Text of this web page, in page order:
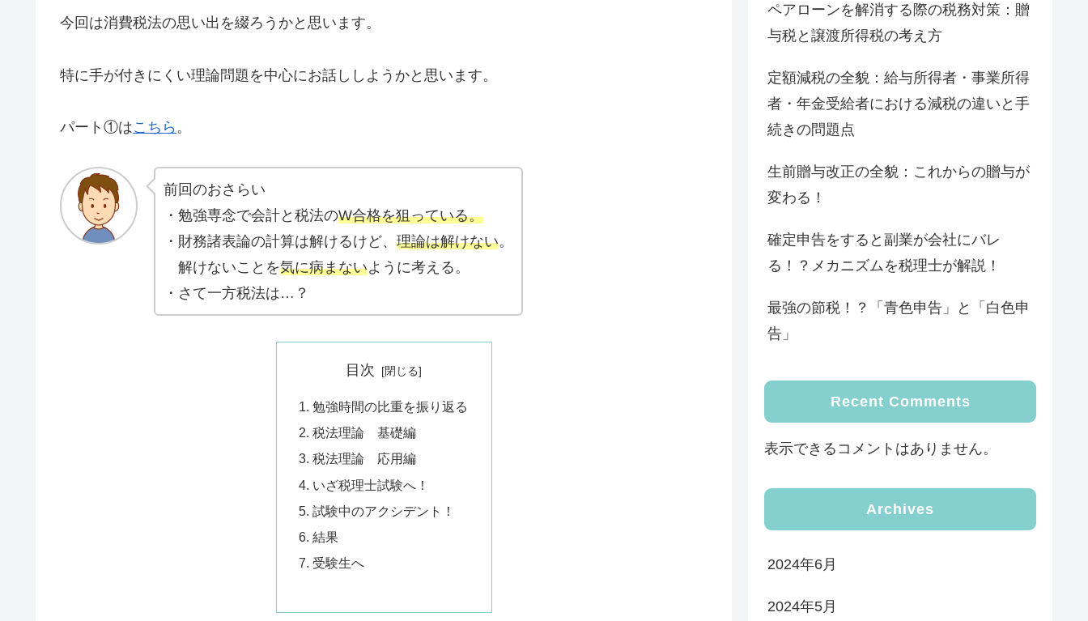
今回は消費税法の思い出を綴ろうかと思います。
特に手が付きにくい理論問題を中心にお話ししようかと思います。
パート①はこちら 。
前回のおさらい
・勉強専念で会計と税法のW合格を狙っている。
・財務諸表論の計算は解けるけど、 理論は解けない。
解けないことを気に病まないように考える。
・さて一方税法は…？
目次
勉強時間の比重を振り返る
税法理論 基礎編
税法理論 応用編
いざ税理士試験へ！
試験中のアクシデント！
結果
受験生へ
ペアローンを解消する際の税務対策：贈
与税と譲渡所得税の考え方
定額減税の全貌：給与所得者・事業所得
者・年金受給者における減税の違いと手
続きの問題点
生前贈与改正の全貌：これからの贈与が
変わる！
確定申告をすると副業が会社にバレ
る！？メカニズムを税理士が解説！
最強の節税！？「青色申告」と「白色申
告」
Recent Comments
表示できるコメントはありません。
Archives
2024年6月
2024年5月